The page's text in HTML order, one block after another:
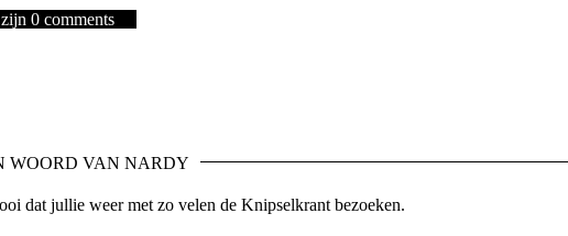
0 comments
WOORD VAN NARDY
dat jullie weer met zo velen de Knipselkrant bezoeken.